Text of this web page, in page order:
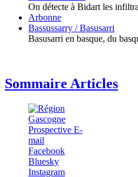
On détecte à Bidart les
Arbonne
Bassussarry / Basusarri
Basusarri en basque, du
Sommaire Articles